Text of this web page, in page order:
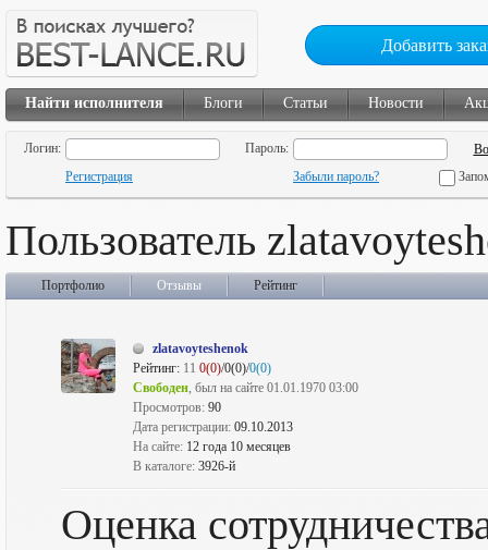
Добавить
Найти исполнителя Блоги Статьи Новости
Логин:
Пароль:
Регистрация
Забыли пароль?
Пользователь
Портфолио Отзывы Рейтинг
zlatavoyteshenok
Рейтинг: 11 0(0)/0(0)/0(0)
Свободен, был на сайте 01.01.1970 03:00
Просмотров: 90
Дата регистрации: 09.10.2013
На сайте: 12 года 10 месяцев
В каталоге: 3926-й
Оценка